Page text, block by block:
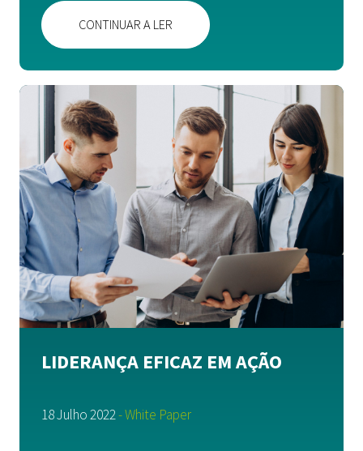
CONTINUAR A LER
LIDERANÇA EFICAZ EM AÇÃO
18 Julho 2022- White Paper